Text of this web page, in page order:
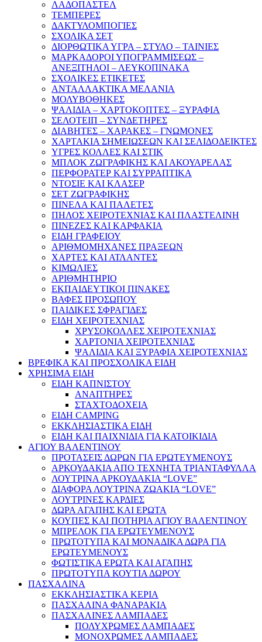
ΛΑΔΟΠΑΣΤΕΛ
ΤΕΜΠΕΡΕΣ
ΔΑΚΤΥΛΟΜΠΟΓΙΕΣ
ΣΧΟΛΙΚΑ ΣΕΤ
ΔΙΟΡΘΩΤΙΚΑ ΥΓΡΑ – ΣΤΥΛΟ – ΤΑΙΝΙΕΣ
ΜΑΡΚΑΔΟΡΟΙ ΥΠΟΓΡΑΜΜΙΣΕΩΣ –
ΑΝΕΞΙΤΗΛΟΙ – ΛΕΥΚΟΠΙΝΑΚΑ
ΣΧΟΛΙΚΕΣ ΕΤΙΚΕΤΕΣ
ΑΝΤΑΛΛΑΚΤΙΚΑ ΜΕΛΑΝΙΑ
ΜΟΛΥΒΟΘΗΚΕΣ
ΨΑΛΙΔΙΑ – ΧΑΡΤΟΚΟΠΤΕΣ – ΞΥΡΑΦΙΑ
ΣΕΛΟΤΕΙΠ – ΣΥΝΔΕΤΗΡΕΣ
ΔΙΑΒΗΤΕΣ – ΧΑΡΑΚΕΣ – ΓΝΩΜΟΝΕΣ
ΧΑΡΤΑΚΙΑ ΣΗΜΕΙΩΣΕΩΝ ΚΑΙ ΣΕΛΙΔΟΔΕΙΚΤΕΣ
ΥΓΡΕΣ ΚΟΛΛΕΣ ΚΑΙ ΣΤΙΚ
ΜΠΛΟΚ ΖΩΓΡΑΦΙΚΗΣ ΚΑΙ ΑΚΟΥΑΡΕΛΑΣ
ΠΕΡΦΟΡΑΤΕΡ ΚΑΙ ΣΥΡΡΑΠΤΙΚΑ
ΝΤΟΣΙΕ ΚΑΙ ΚΛΑΣΕΡ
ΣΕΤ ΖΩΓΡΑΦΙΚΗΣ
ΠΙΝΕΛΑ ΚΑΙ ΠΑΛΕΤΕΣ
ΠΗΛΟΣ ΧΕΙΡΟΤΕΧΝΙΑΣ ΚΑΙ ΠΛΑΣΤΕΛΙΝΗ
ΠΙΝΕΖΕΣ ΚΑΙ ΚΑΡΦΑΚΙΑ
ΕΙΔΗ ΓΡΑΦΕΙΟΥ
ΑΡΙΘΜΟΜΗΧΑΝΕΣ ΠΡΑΞΕΩΝ
ΧΑΡΤΕΣ ΚΑΙ ΑΤΛΑΝΤΕΣ
ΚΙΜΩΛΙΕΣ
ΑΡΙΘΜΗΤΗΡΙΟ
ΕΚΠΑΙΔΕΥΤΙΚΟΙ ΠΙΝΑΚΕΣ
ΒΑΦΕΣ ΠΡΟΣΩΠΟΥ
ΠΑΙΔΙΚΕΣ ΣΦΡΑΓΙΔΕΣ
ΕΙΔΗ ΧΕΙΡΟΤΕΧΝΙΑΣ
ΧΡΥΣΟΚΟΛΛΕΣ ΧΕΙΡΟΤΕΧΝΙΑΣ
ΧΑΡΤΟΝΙΑ ΧΕΙΡΟΤΕΧΝΙΑΣ
ΨΑΛΙΔΙΑ ΚΑΙ ΞΥΡΑΦΙΑ ΧΕΙΡΟΤΕΧΝΙΑΣ
ΒΡΕΦΙΚΑ ΚΑΙ ΠΡΟΣΧΟΛΙΚΑ ΕΙΔΗ
ΧΡΗΣΙΜΑ ΕΙΔΗ
ΕΙΔΗ ΚΑΠΝΙΣΤΟΥ
ΑΝΑΠΤΗΡΕΣ
ΣΤΑΧΤΟΔΟΧΕΙΑ
ΕΙΔΗ CAMPING
ΕΚΚΛΗΣΙΑΣΤΙΚΑ ΕΙΔΗ
ΕΙΔΗ ΚΑΙ ΠΑΙΧΝΙΔΙΑ ΓΙΑ ΚΑΤΟΙΚΙΔΙΑ
ΑΓΙΟΥ ΒΑΛΕΝΤΙΝΟΥ
ΠΡΟΤΑΣΕΙΣ ΔΩΡΩΝ ΓΙΑ ΕΡΩΤΕΥΜΕΝΟΥΣ
ΑΡΚΟΥΔΑΚΙΑ ΑΠΟ ΤΕΧΝΗΤΑ ΤΡΙΑΝΤΑΦΥΛΛΑ
ΛΟΥΤΡΙΝΑ ΑΡΚΟΥΔΑΚΙΑ “LOVE”
ΔΙΑΦΟΡΑ ΛΟΥΤΡΙΝΑ ΖΩΑΚΙΑ “LOVE”
ΛΟΥΤΡΙΝΕΣ ΚΑΡΔΙΕΣ
ΔΩΡΑ ΑΓΑΠΗΣ ΚΑΙ ΕΡΩΤΑ
ΚΟΥΠΕΣ ΚΑΙ ΠΟΤΗΡΙΑ ΑΓΙΟΥ ΒΑΛΕΝΤΙΝΟΥ
ΜΠΡΕΛΟΚ ΓΙΑ ΕΡΩΤΕΥΜΕΝΟΥΣ
ΠΡΩΤΟΤΥΠΑ ΚΑΙ ΜΟΝΑΔΙΚΑ ΔΩΡΑ ΓΙΑ
ΕΡΩΤΕΥΜΕΝΟΥΣ
ΦΩΤΙΣΤΙΚΑ ΕΡΩΤΑ ΚΑΙ ΑΓΑΠΗΣ
ΠΡΩΤΟΤΥΠΑ ΚΟΥΤΙΑ ΔΩΡΟΥ
ΠΑΣΧΑΛΙΝΑ
ΕΚΚΛΗΣΙΑΣΤΙΚΑ ΚΕΡΙΑ
ΠΑΣΧΑΛΙΝΑ ΦΑΝΑΡΑΚΙΑ
ΠΑΣΧΑΛΙΝΕΣ ΛΑΜΠΑΔΕΣ
ΠΟΛΥΧΡΩΜΕΣ ΛΑΜΠΑΔΕΣ
ΜΟΝΟΧΡΩΜΕΣ ΛΑΜΠΑΔΕΣ